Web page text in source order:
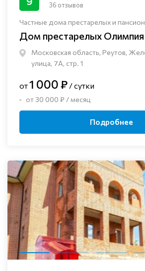
Частные дома престарелых и
Дом престарелых Олимпия
Московская область, Реутов,
улица, 7А, стр. 1
36 отзывов
от1 000 ₽ / сутки
от 30 000 ₽ / месяц
Подробнее